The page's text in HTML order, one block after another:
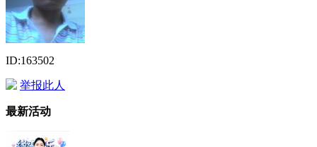
ID:163502
举报此人
最新活动